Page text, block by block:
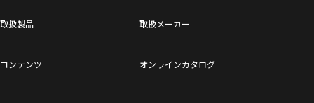
取扱製品 取扱メーカー
コンテンツ オンラインカタログ